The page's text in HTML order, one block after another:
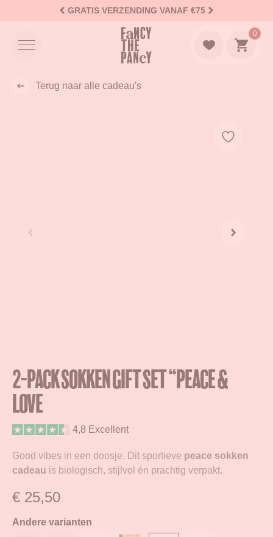
GRATIS VERZENDING VANAF €75
0
Naar
Terug naar alle cadeau's
2-Pack Sokken Gift Set “Peace &
Love
4,8 Excellent
Good vibes in een doosje. Dit sportieve peace sokken
cadeau is biologisch, stijlvol én prachtig verpakt.
€ 25,50
Andere varianten